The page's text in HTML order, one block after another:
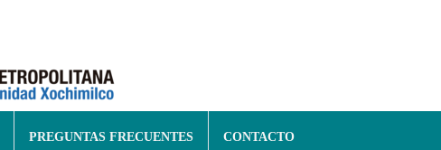
PREGUNTAS FRECUENTES CONTACTO